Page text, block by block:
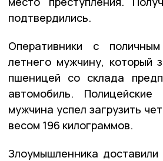
подтвердились.
Оперативники с
летнего мужчину, который
пшеницей со склада
автомобиль. Полицейские
мужчина успел загрузить
весом 196 килограммов.
Злоумышленника